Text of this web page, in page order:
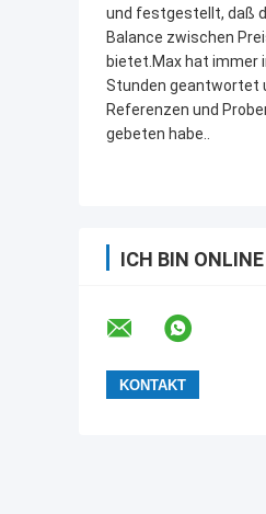
und festgestellt, daß
Balance zwischen
bietet.Max hat immer
Stunden geantwortet
Referenzen und
gebeten habe..
ICH BIN